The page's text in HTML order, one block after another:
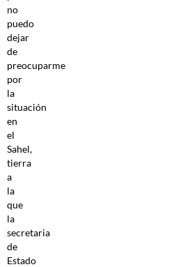
no
puedo
dejar
de
preocuparme
por
la
situación
en
el
Sahel,
tierra
a
la
que
la
secretaria
de
Estado